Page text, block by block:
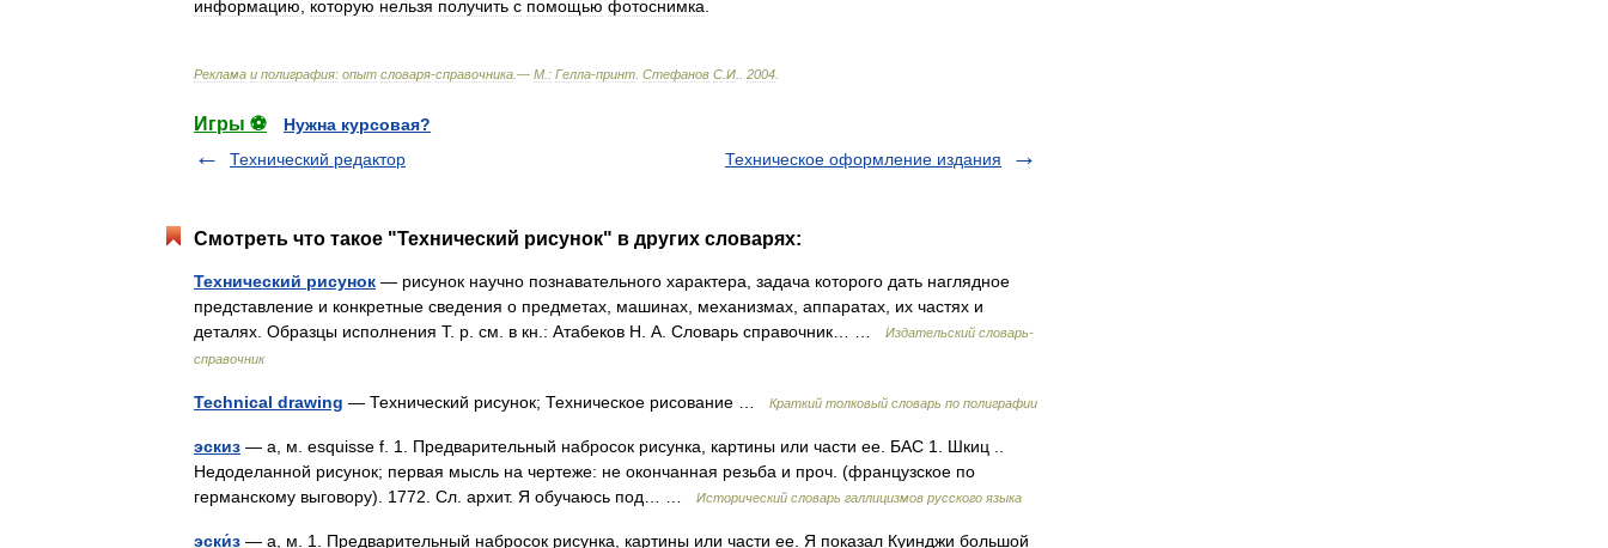
информацию
которую нельзя получить с помощью фотоснимка
Реклама и полиграфия: опыт словаря-справочника .— М : Гелла-принт Стефанов С И 2004
Игры ⚽
Нужна курсовая?
Технический редактор
Техническое оформление издания
Смотреть что такое "Технический рисунок" в других словарях:
Технический рисунок — рисунок научно познавательного характера, задача которого дать наглядное
представление и конкретные сведения о предметах, машинах, механизмах, аппаратах, их частях и
деталях. Образцы исполнения Т. р. см. в кн.: Атабеков Н. А. Словарь справочник… …
Издательский словарь-
справочник
Technical drawing — Технический рисунок; Техническое рисование … Краткий толковый словарь по полиграфии
эскиз — а, м. esquisse f. 1. Предварительный набросок рисунка, картины или части ее. БАС 1. Шкиц ..
Недоделанной рисунок; первая мысль на чертеже: не окончанная резьба и проч. (французское по
германскому выговору). 1772. Сл. архит. Я обучаюсь под… …
Исторический словарь галлицизмов русского языка
эски́з — а, м. 1. Предварительный набросок рисунка, картины или части ее. Я показал Куинджи большой